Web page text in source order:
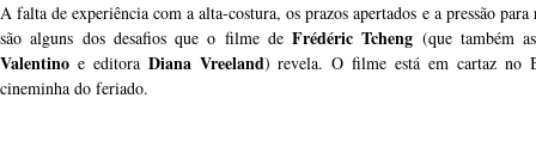
A falta de experiência com a alta-costura, os prazos apertados e a pressão
são alguns dos desafios que o filme de Frédéric Tcheng (que também
Valentino e editora Diana Vreeland) revela. O filme está em cartaz no
cineminha do feriado.